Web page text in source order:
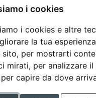
i cookies
i cookies e altre
la tua
sito, per mostrarti
mirati, per analizzare
capire da dove